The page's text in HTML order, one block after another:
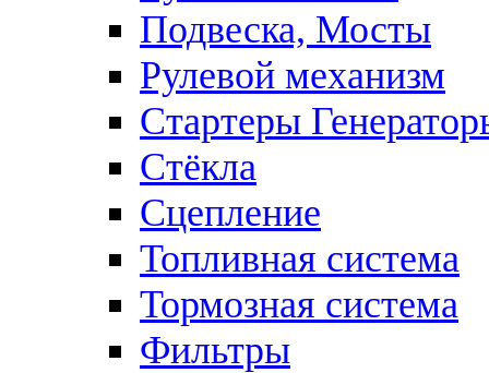
Подвеска, Мосты
Рулевой механизм
Стартеры
Стёкла
Сцепление
Топливная система
Тормозная система
Фильтры